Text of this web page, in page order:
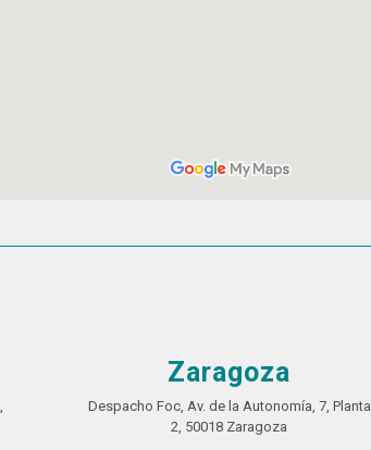
Zaragoza
Despacho Foc, Av. de la Autonomía, 7, Planta
2, 50018 Zaragoza